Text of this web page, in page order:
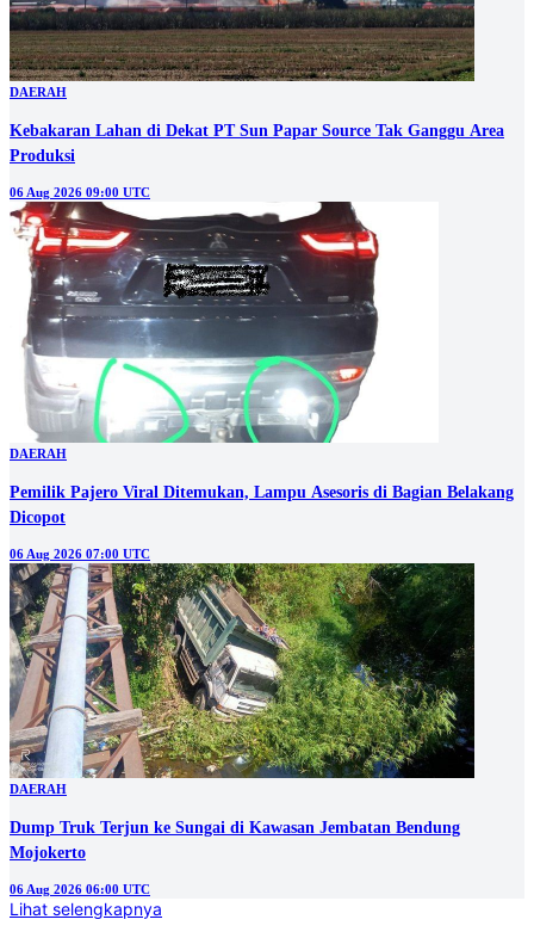
DAERAH
Kebakaran Lahan di Dekat PT Sun Papar Source Tak Ganggu Area
Produksi
06 Aug 2026 09:00 UTC
DAERAH
Pemilik Pajero Viral Ditemukan, Lampu Asesoris di Bagian Belakang
Dicopot
06 Aug 2026 07:00 UTC
DAERAH
Dump Truk Terjun ke Sungai di Kawasan Jembatan Bendung
Mojokerto
06 Aug 2026 06:00 UTC
Lihat selengkapnya